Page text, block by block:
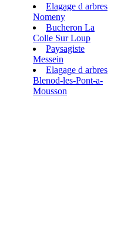
Elagage d arbres
Nomeny
Bucheron La
Colle Sur Loup
Paysagiste
Messein
Elagage d arbres
Blenod-les-Pont-a-
Mousson